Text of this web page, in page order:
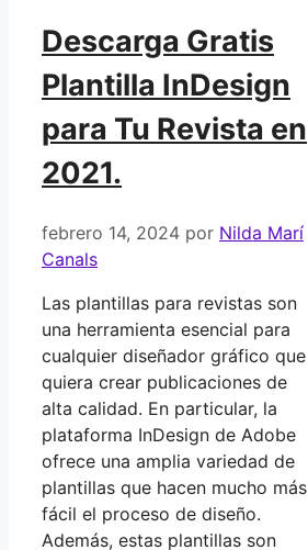
Descarga Gratis
Plantilla InDesign
para Tu Revista en
2021.
febrero 14, 2024 por Nilda Marí
Canals
Las plantillas para revistas son
una herramienta esencial para
cualquier diseñador gráfico que
quiera crear publicaciones de
alta calidad. En particular, la
plataforma InDesign de Adobe
ofrece una amplia variedad de
plantillas que hacen mucho más
fácil el proceso de diseño.
Además, estas plantillas son